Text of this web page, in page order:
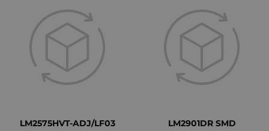
LM2575HVT-ADJ/LF03
LM2901DR SMD